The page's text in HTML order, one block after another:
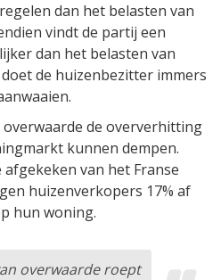
dan het belasten van
vindt de partij een
dan het belasten van
de huizenbezitter immers
de oververhitting
kunnen dempen.
van het Franse
huizenverkopers 17% af
hun woning.
overwaarde roept